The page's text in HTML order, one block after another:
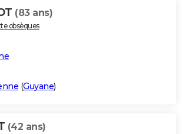
(83 ans)
obsèques
(Guyane)
(42 ans)